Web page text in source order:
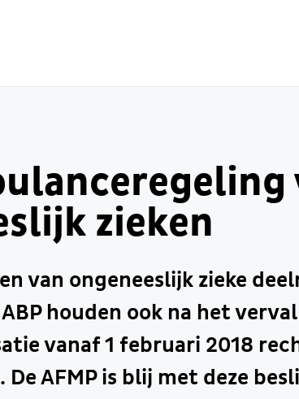
zieken
van ongeneeslijk zieke
houden ook na het
vanaf 1 februari 2018
AFMP is blij met deze